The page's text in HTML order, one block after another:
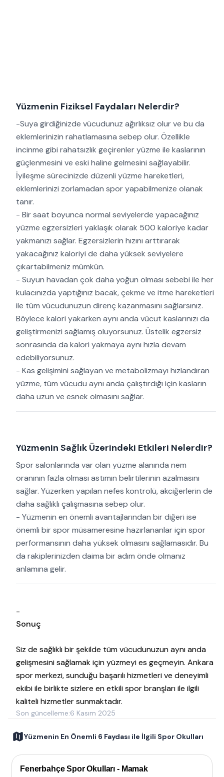
Yüzmenin Fiziksel Faydaları Nelerdir?
-Suya girdiğinizde vücudunuz ağırlıksız olur ve bu da
eklemlerinizin rahatlamasına sebep olur. Özellikle
incinme gibi rahatsızlık geçirenler yüzme ile kaslarının
güçlenmesini ve eski haline gelmesini sağlayabilir.
İyileşme sürecinizde düzenli yüzme hareketleri,
eklemlerinizi zorlamadan spor yapabilmenize olanak
tanır.
- Bir saat boyunca normal seviyelerde yapacağınız
yüzme egzersizleri yaklaşık olarak 500 kaloriye kadar
yakmanızı sağlar. Egzersizlerin hızını arttırarak
yakacağınız kaloriyi de daha yüksek seviyelere
çıkartabilmeniz mümkün.
- Suyun havadan çok daha yoğun olması sebebi ile her
kulacınızda yaptığınız bacak, çekme ve itme hareketleri
ile tüm vücudunuzun direnç kazanmasını sağlarsınız.
Böylece kalori yakarken aynı anda vücut kaslarınızı da
geliştirmenizi sağlamış oluyorsunuz. Üstelik egzersiz
sonrasında da kalori yakmaya aynı hızla devam
edebiliyorsunuz.
- Kas gelişimini sağlayan ve metabolizmayı hızlandıran
yüzme, tüm vücudu aynı anda çalıştırdığı için kasların
daha uzun ve esnek olmasını sağlar.
Yüzmenin Sağlık Üzerindeki Etkileri Nelerdir?
Spor salonlarında var olan yüzme alanında nem
oranının fazla olması astımın belirtilerinin azalmasını
sağlar. Yüzerken yapılan nefes kontrolü, akciğerlerin de
daha sağlıklı çalışmasına sebep olur.
- Yüzmenin en önemli avantajlarından bir diğeri ise
önemli bir spor müsameresine hazırlananlar için spor
performansının daha yüksek olmasını sağlamasıdır. Bu
da rakiplerinizden daima bir adım önde olmanız
anlamına gelir.
-
Sonuç
Siz de sağlıklı bir şekilde tüm vücudunuzun aynı anda
gelişmesini sağlamak için yüzmeyi es geçmeyin. Ankara
spor merkezi, sunduğu başarılı hizmetleri ve deneyimli
ekibi ile birlikte sizlere en etkili spor branşları ile ilgili
kaliteli hizmetler sunmaktadır.
Son güncelleme:6 Kasım 2025
Yüzmenin En Önemli 6 Faydası ile İlgili Spor Okulları
Fenerbahçe Spor Okulları - Mamak